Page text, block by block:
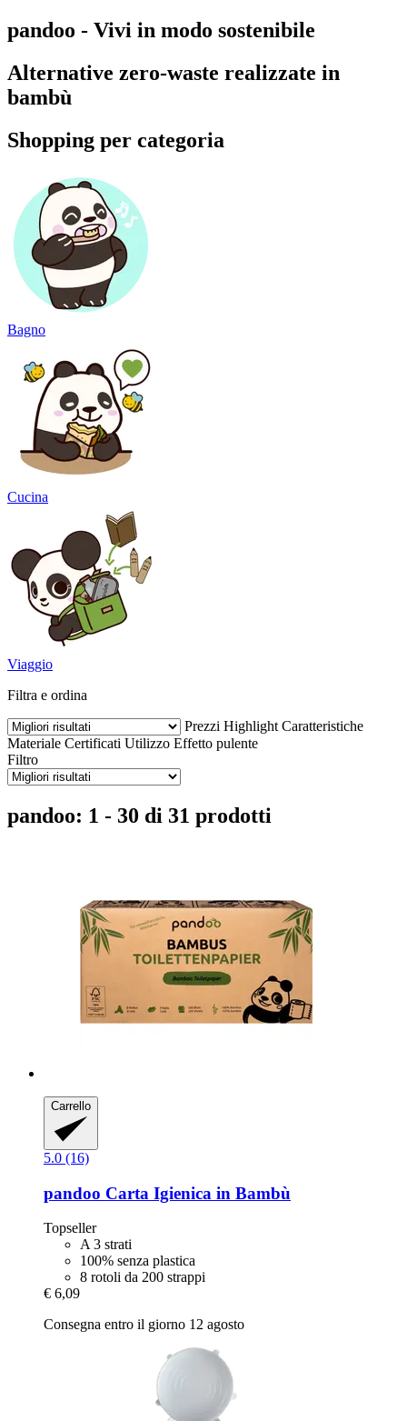
pandoo - Vivi in modo sostenibile
Alternative zero-waste realizzate in
bambù
Shopping per categoria
Bagno
Cucina
Viaggio
Filtra e ordina
Prezzi Highlight Caratteristiche
Materiale Certificati Utilizzo Effetto pulente
Filtro
pandoo: 1 - 30 di 31 prodotti
Carrello
5.0 (16)
pandoo Carta Igienica in Bambù
Topseller
A 3 strati
100% senza plastica
8 rotoli da 200 strappi
€ 6,09
Consegna entro il giorno 12 agosto